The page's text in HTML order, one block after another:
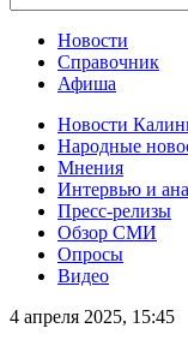
Новости
Справочник
Афиша
Новости
Народные
Мнения
Интервью и
Пресс-релизы
Обзор СМИ
Опросы
Видео
4 апреля 2025, 15:45